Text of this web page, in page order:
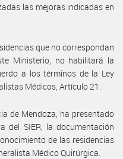
las mejoras indicadas en
que no correspondan
Ministerio, no habilitará la
a los términos de la Ley
Médicos, Artículo 21.
de Mendoza, ha presentado
del SIER, la documentación
de las residencias
Médico Quirúrgica.